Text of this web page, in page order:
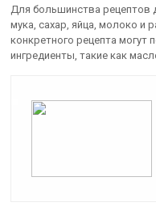
Для большинства рецептов
мука, сахар, яйца, молоко и
конкретного рецепта могут
ингредиенты, такие как